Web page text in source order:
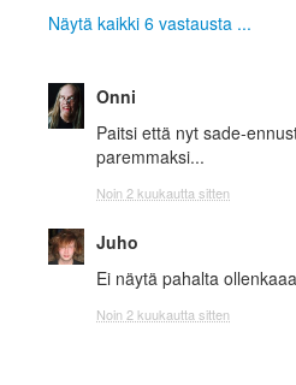
Näytä kaikki 6 vastausta ...
Onni
Paitsi että nyt sade-
paremmaksi...
Noin 2 kuukautta sitten
Juho
Ei näytä pahalta
Noin 2 kuukautta sitten